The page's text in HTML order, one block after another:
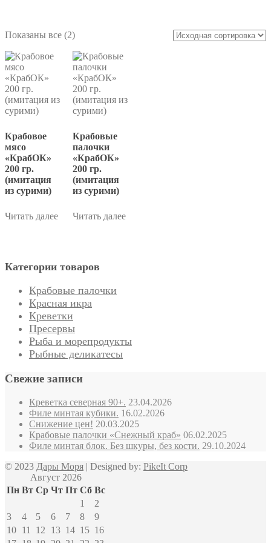
Показаны все (2)
Крабовое
мясо
«КрабОК»
200 гр.
(имитация
из сурими)
Читать далее
Крабовые
палочки
«КрабОК»
200 гр.
(имитация
из сурими)
Читать далее
Категории товаров
Крабовые палочки
Красная икра
Креветки
Пресервы
Рыба и морепродукты
Рыбные деликатесы
Свежие записи
Креветка северная 90+. 23.04.2026
Филе минтая кубики. 16.02.2026
Снижение цен! 20.03.2025
Крабовые палочки «Снежный краб» 06.02.2025
Филе минтая блок. Без шкуры, без кости. 29.10.2024
© 2023 Дары Моря | Designed by: PikeIt Corp
Август 2026
Пн Вт Ср Чт Пт Сб Вс
1
2
3
4 5 6 7 8
9
10 11 12 13 14 15 16